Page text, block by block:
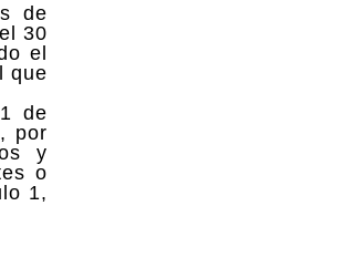
de
30
el
que
de
por
y
o
1,